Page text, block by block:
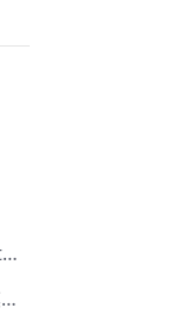
Ronni-商业PowerPoint模板【Dc-0077】
SHAPER PowerPoint模板【Dc-0184】